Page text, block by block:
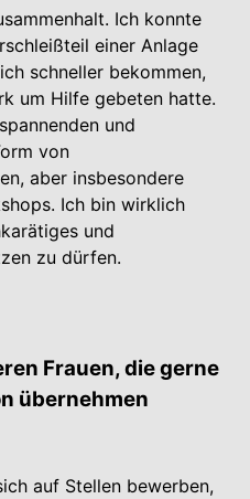
Ich konnte
einer Anlage
schneller bekommen,
um Hilfe gebeten hatte.
und
von
aber insbesondere
Ich bin wirklich
und
zu dürfen.
Frauen, die gerne
übernehmen
auf Stellen bewerben,